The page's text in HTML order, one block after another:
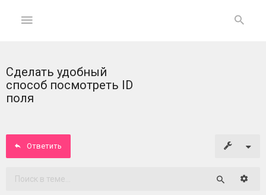
ГЛАВНАЯ
На
Вход
ФОРУМ
Сделать удобный
способ посмотреть ID
поля
Ответить